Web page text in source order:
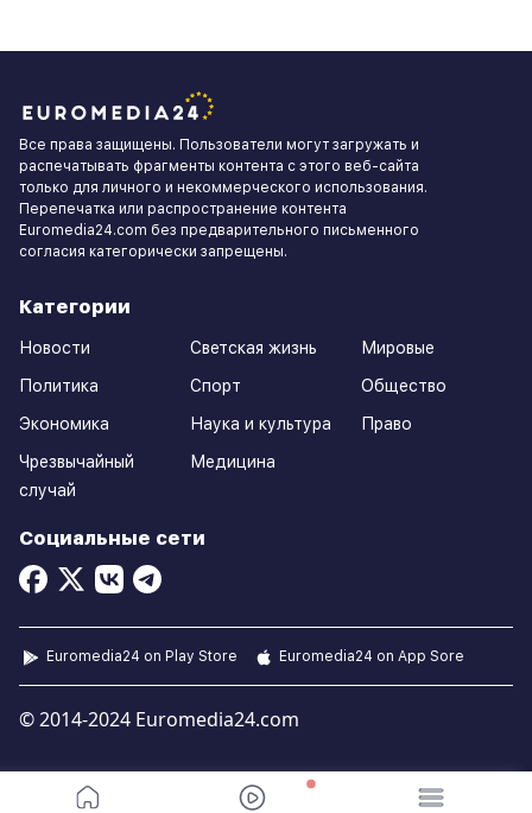
Все права защищены. Пользователи могут загружать и
распечатывать фрагменты контента с этого веб-сайта
только для личного и некоммерческого использования.
Перепечатка или распространение контента
Euromedia24.com без предварительного письменного
согласия категорически запрещены.
Категории
Новости
Политика
Экономика
Чрезвычайный
случай
Светская жизнь
Спорт
Наука и культура
Медицина
Мировые
Общество
Право
Социальные сети
© 2014-2024 Euromedia24.com
Euromedia24 on Play Store Euromedia24 on App Sore